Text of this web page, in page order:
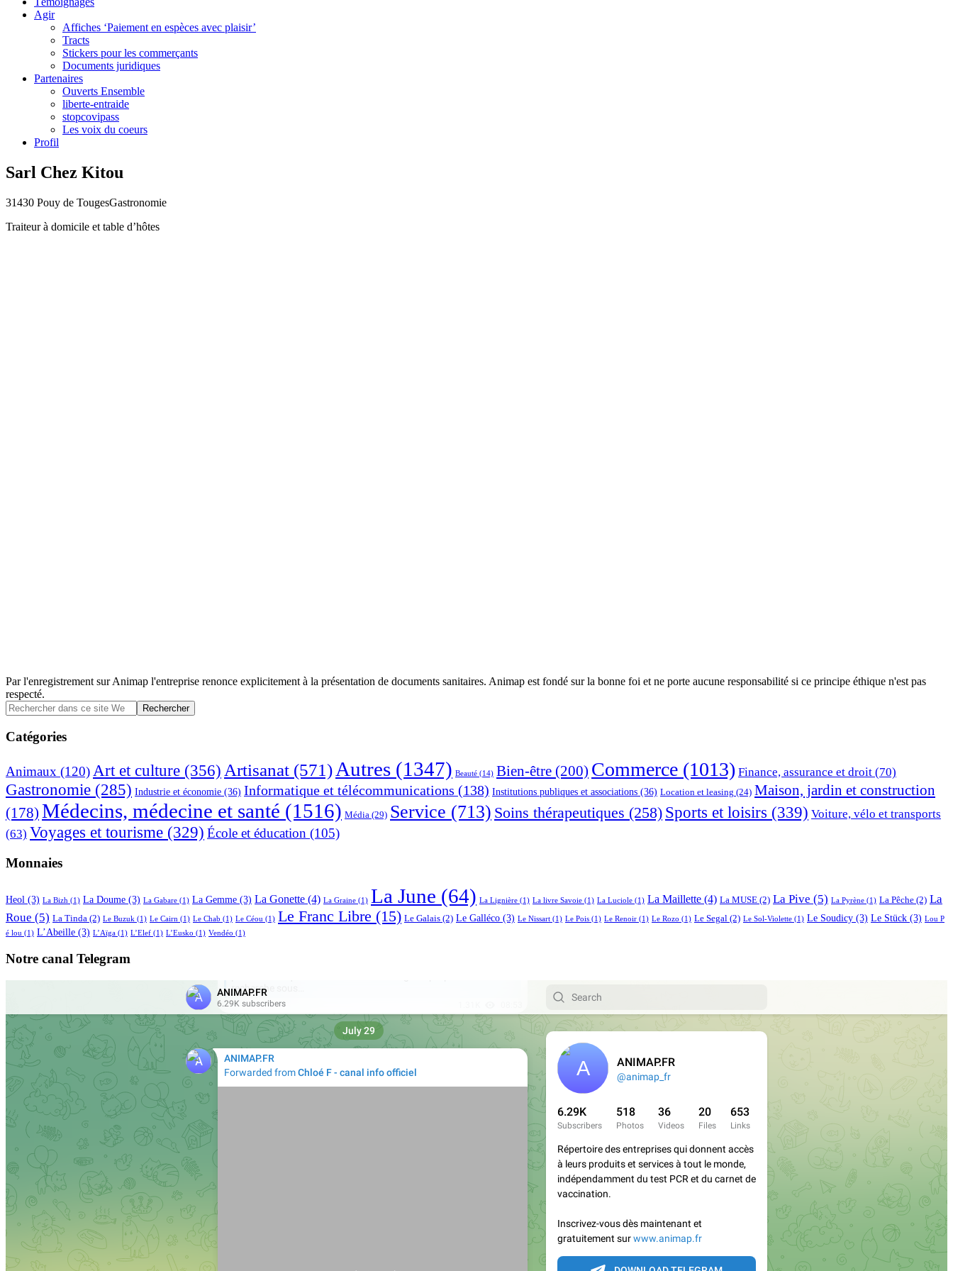
Agir
Affiches ‘Paiement en espèces avec plaisir’
Tracts
Stickers pour les commerçants
Documents juridiques
Partenaires
Ouverts Ensemble
liberte-entraide
stopcovipass
Les voix du coeurs
Profil
Sarl Chez Kitou
31430 Pouy de TougesGastronomie
Traiteur à domicile et table d’hôtes
Par l'enregistrement sur Animap l'entreprise renonce explicitement à la présentation de documents sanitaires. Animap est fondé sur la bonne foi et ne porte aucune responsabilité si ce principe éthique n'est pas
respecté.
Barre
latérale
principale
Rechercher
dans
ce
site
Catégories
Animaux (120)Art et culture (356) Artisanat (571) Autres (1347) Beauté (14) Bien-être (200) Commerce (1013) Finance, assurance et droit (70)
Gastronomie (285) Industrie et économie (36) Informatique et télécommunications (138) Institutions publiques et associations (36) Location et leasing (24) Maison, jardin et construction
(178) Médecins, médecine et santé (1516) Média (29) Service (713) Soins thérapeutiques (258) Sports et loisirs (339) Voiture, vélo et transports
(63) Voyages et tourisme (329) École et éducation (105)
Monnaies
Heol (3) La Bizh (1) La Doume (3) La Gabare (1) La Gemme (3) La Gonette (4) La Graine (1) La June (64) La Lignière (1) La livre Savoie (1) La Luciole (1) La Maillette (4) La MUSE (2) La Pive (5) La Pyrène (1) La Pêche (2) La
Roue (5) La Tinda (2) Le Buzuk (1) Le Cairn (1) Le Chab (1) Le Céou (1) Le Franc Libre (15) Le Galais (2) Le Galléco (3) Le Nissart (1) Le Pois (1) Le Renoir (1) Le Rozo (1) Le Segal (2) Le Sol-Violette (1) Le Soudicy (3) Le Stück (3) Lou P
é lou (1) L’Abeille (3) L’Aïga (1) L’Elef (1) L’Eusko (1) Vendéo (1)
Notre canal Telegram